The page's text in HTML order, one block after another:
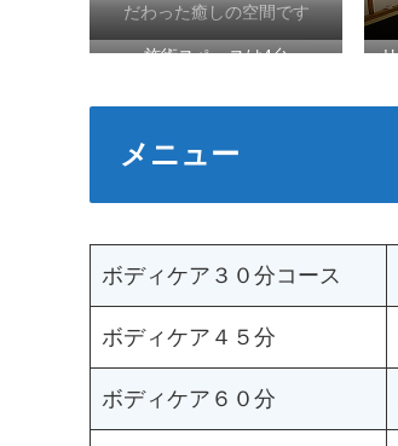
だわった癒しの空間です
施術スペースは4台
メニュー
ボディケア３０分コース
ボディケア４５分
ボディケア６０分